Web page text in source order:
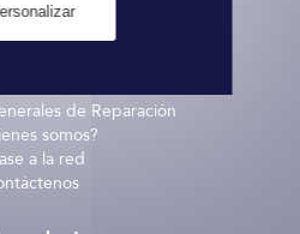
legales
- recogida
de Reparación
somos?
a la red